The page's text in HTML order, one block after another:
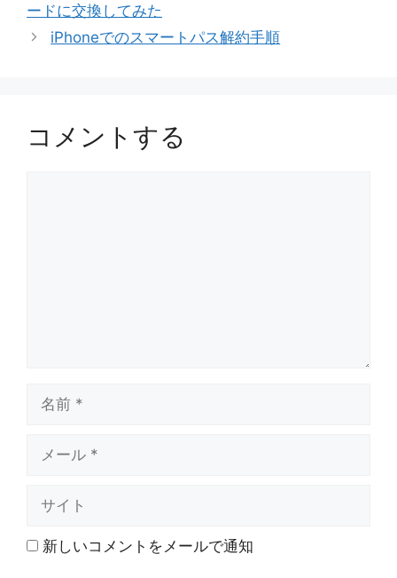
リ
ー
ードに交換してみた
iPhoneでのスマートパス解約手順
コメントする
ト 新しいコメントをメールで通知